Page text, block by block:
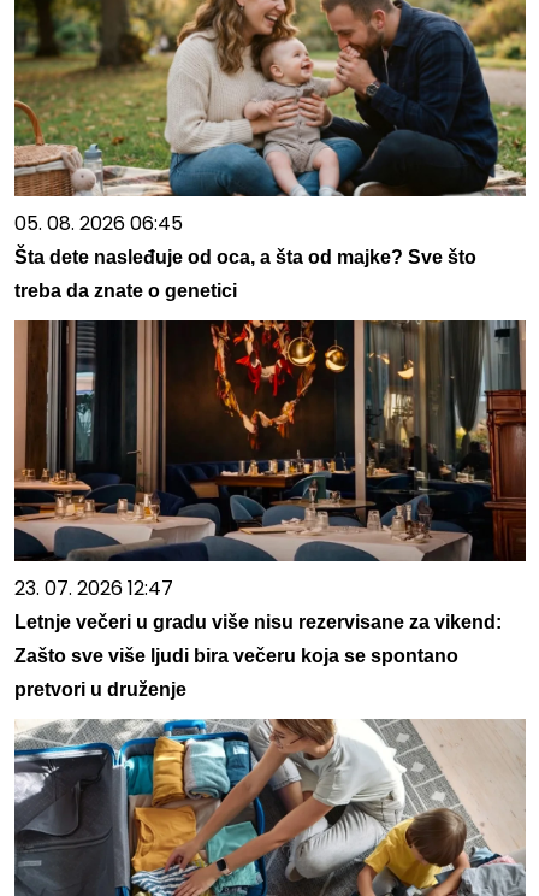
05. 08. 2026 06:45
Šta dete nasleđuje od oca, a šta od majke? Sve što
treba da znate o genetici
23. 07. 2026 12:47
Letnje večeri u gradu više nisu rezervisane za vikend:
Zašto sve više ljudi bira večeru koja se spontano
pretvori u druženje